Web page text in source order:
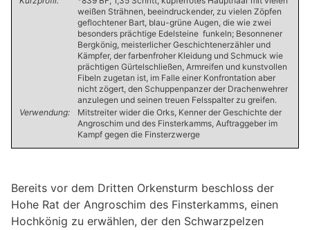
weißen Strähnen, beeindruckender, zu vielen Zöpfen
geflochtener Bart, blau-grüne Augen, die wie zwei
besonders prächtige Edelsteine funkeln; Besonnener
Bergkönig, meisterlicher Geschichtenerzähler und
Kämpfer, der farbenfroher Kleidung und Schmuck wie
prächtigen Gürtelschließen, Armreifen und kunstvollen
Fibeln zugetan ist, im Falle einer Konfrontation aber
nicht zögert, den Schuppenpanzer der Drachenwehrer
anzulegen und seinen treuen Felsspalter zu greifen.
Verwendung:
Mitstreiter wider die Orks, Kenner der Geschichte der
Angroschim und des Finsterkamms, Auftraggeber im
Kampf gegen die Finsterzwerge
Bereits vor dem Dritten Orkensturm beschloss der
Hohe Rat der Angroschim des Finsterkamms, einen
Hochkönig zu erwählen, der den Schwarzpelzen